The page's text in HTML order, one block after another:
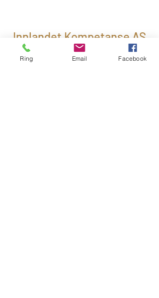
Innlandet Kompetanse AS
Dahlemoen 1
Ring Email Facebook